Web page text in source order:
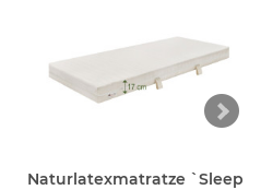
Naturlatexmatratze `Sleep